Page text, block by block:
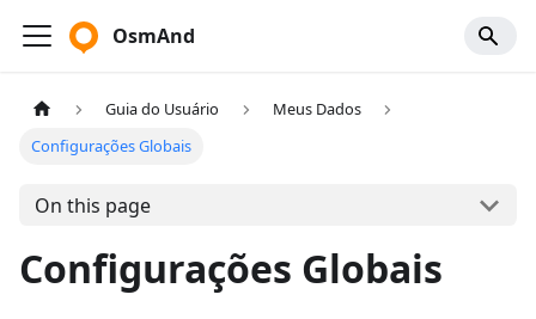
OsmAnd
Guia do Usuário
Meus Dados
Configurações Globais
On this page
Configurações Globais